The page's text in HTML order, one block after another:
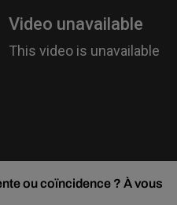
ou coïncidence ? À vous